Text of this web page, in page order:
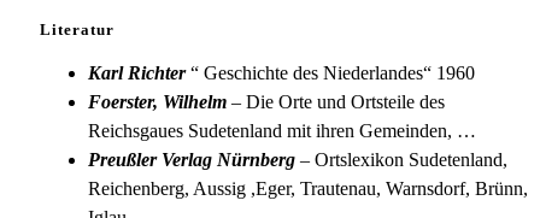
Literatur
Karl Richter“ Geschichte des Niederlandes“ 1960
Foerster, Wilhelm – Die Orte und Ortsteile des
Reichsgaues Sudetenland mit ihren Gemeinden, …
Preußler Verlag Nürnberg – Ortslexikon Sudetenland,
Reichenberg, Aussig ,Eger, Trautenau, Warnsdorf, Brünn,